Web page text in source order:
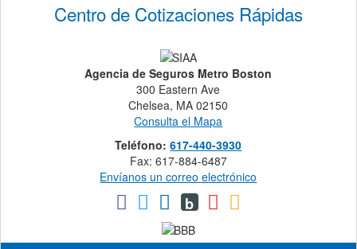
Centro de Cotizaciones Rápidas
Agencia de Seguros Metro Boston
300 Eastern Ave
Chelsea, MA 02150
Consulta el Mapa
Teléfono:617-440-3930
Fax: 617-884-6487
Envíanos un correo electrónico
b